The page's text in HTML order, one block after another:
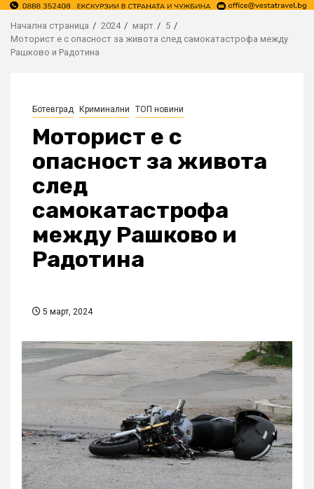
Начална страница 2024 март
5
Моторист е с опасност за живота след самокатастрофа между
Рашково и Радотина
Ботевград Криминални ТОП новини
Моторист е с
опасност за живота
след
самокатастрофа
между Рашково и
Радотина
5 март, 2024